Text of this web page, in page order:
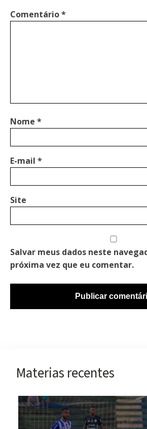
Comentário*
Nome *
E-mail *
Site
Salvar meus dados neste
próxima vez que eu comentar.
Materias recentes